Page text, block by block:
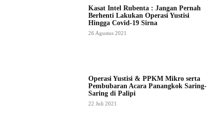
Kasat Intel Rubenta : Jangan Pernah
Berhenti Lakukan Operasi Yustisi
Hingga Covid-19 Sirna
26 Agustus 2021
Operasi Yustisi & PPKM Mikro serta
Pembubaran Acara Panangkok Saring-
Saring di Palipi
22 Juli 2021